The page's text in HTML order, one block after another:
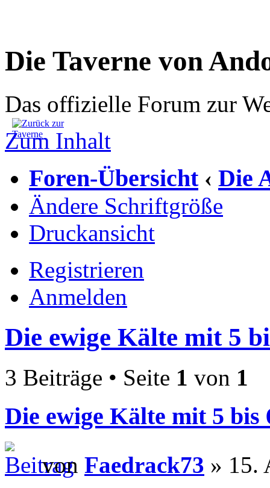
Die Taverne von
Das offizielle Forum zur
Zum Inhalt
Foren-Übersicht ‹ Die
Ändere Schriftgröße
Druckansicht
Registrieren
Anmelden
Die ewige Kälte mit 5
3 Beiträge • Seite 1 von 1
Die ewige Kälte mit 5 bis
von Faedrack73 » 15.